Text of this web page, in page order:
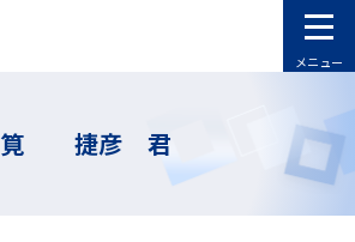
メニュー
筧 捷彦 君